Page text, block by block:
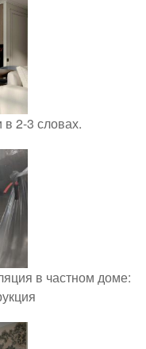
2-3 словах.
в частном доме: